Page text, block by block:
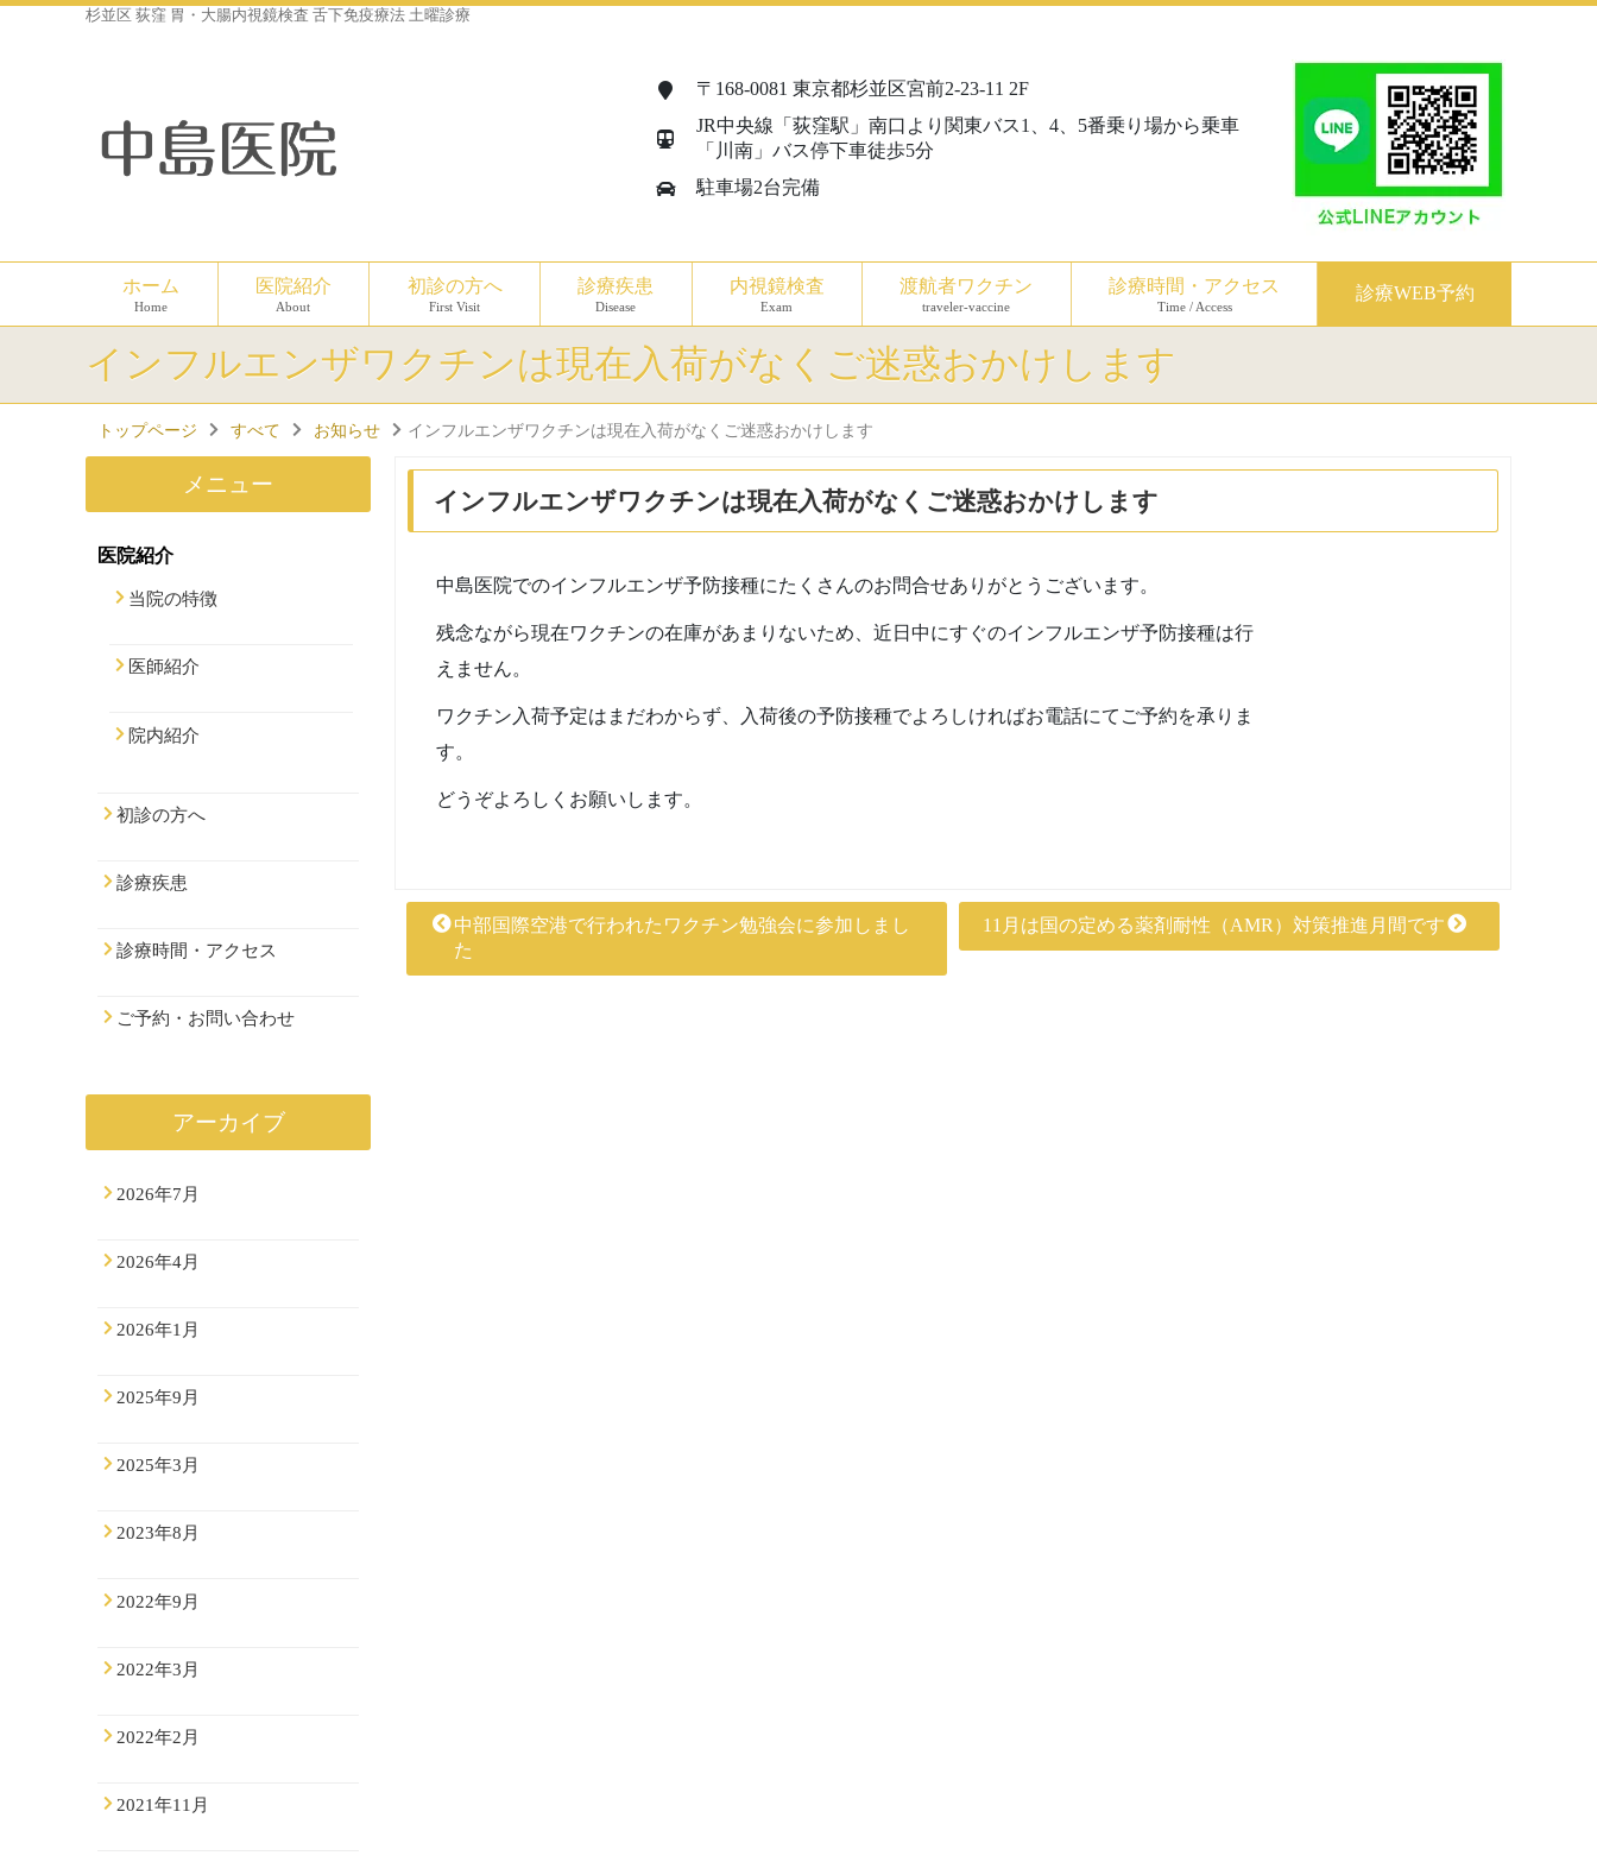
杉並区 荻窪 胃・大腸内視鏡検査 舌下免疫療法 土曜診療
〒168-0081 東京都杉並区宮前2-23-11 2F
JR中央線「荻窪駅」南口より関東バス1、4、5番乗り場から乗車
「川南」バス停下車徒歩5分
駐車場2台完備
ホーム
Home
医院紹介
About
初診の方へ
First Visit
診療疾患
Disease
内視鏡検査
Exam
渡航者ワクチン
traveler-vaccine
診療時間・アクセス
Time / Access
診療WEB予約
インフルエンザワクチンは現在入荷がなくご迷惑おかけします
トップページ すべて お知らせ インフルエンザワクチンは現在入荷がなくご迷惑おかけします
メニュー
医院紹介
当院の特徴
医師紹介
院内紹介
初診の方へ
診療疾患
診療時間・アクセス
ご予約・お問い合わせ
アーカイブ
2026年7月
2026年4月
2026年1月
2025年9月
2025年3月
2023年8月
2022年9月
2022年3月
2022年2月
2021年11月
インフルエンザワクチンは現在入荷がなくご迷惑おかけします
中島医院でのインフルエンザ予防接種にたくさんのお問合せありがとうございます。
残念ながら現在ワクチンの在庫があまりないため、近日中にすぐのインフルエンザ予防接種は行
えません。
ワクチン入荷予定はまだわからず、入荷後の予防接種でよろしければお電話にてご予約を承りま
す。
どうぞよろしくお願いします。
中部国際空港で行われたワクチン勉強会に参加しまし
た
11月は国の定める薬剤耐性（AMR）対策推進月間です